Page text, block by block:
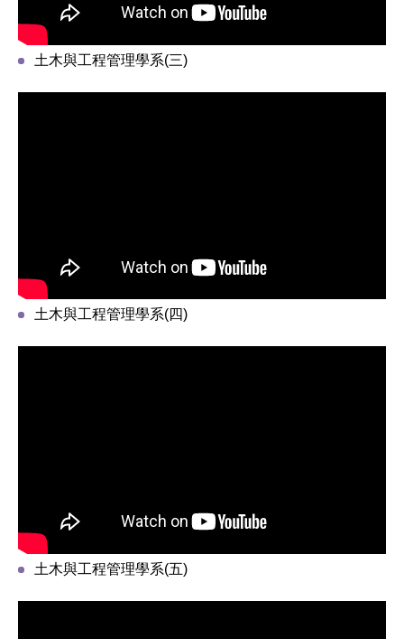
土木與工程管理學系(三)
土木與工程管理學系(四)
土木與工程管理學系(五)